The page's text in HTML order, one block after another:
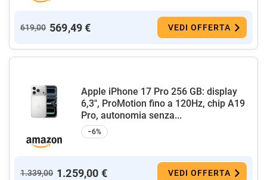
619,00 569,49 € VEDI OFFERTA
Apple iPhone 17 Pro 256 GB: display
6,3", ProMotion fino a 120Hz, chip A19
Pro, autonomia senza...
−6%
1.339,00 1.259,00 € VEDI OFFERTA